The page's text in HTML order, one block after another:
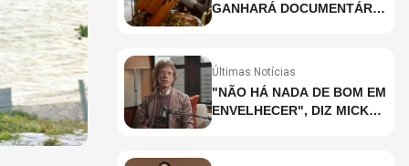
GANHARÁ DOCUMENTÁRIO
SMITH, STEWART
CAREY
Últimas Notícias
"NÃO HÁ NADA DE BOM EM
ENVELHECER", DIZ MICK